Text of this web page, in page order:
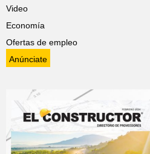
Video
Economía
Ofertas de empleo
Anúnciate